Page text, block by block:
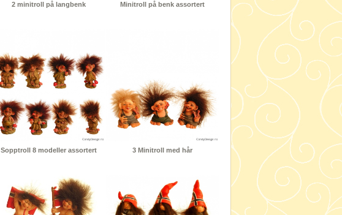
2 minitroll på langbenk Minitroll på benk assortert
Sopptroll 8 modeller assortert 3 Minitroll med hår